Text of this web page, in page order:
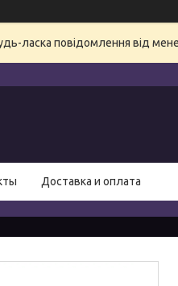
ласка повідомлення від
Доставка и оплата